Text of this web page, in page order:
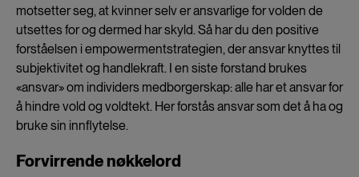
motsetter seg, at kvinner selv er ansvarlige for volden de
utsettes for og dermed har skyld. Så har du den positive
forståelsen i empowermentstrategien, der ansvar knyttes til
subjektivitet og handlekraft. I en siste forstand brukes
«ansvar» om individers medborgerskap: alle har et ansvar for
å hindre vold og voldtekt. Her forstås ansvar som det å ha og
bruke sin innflytelse.
Forvirrende nøkkelord